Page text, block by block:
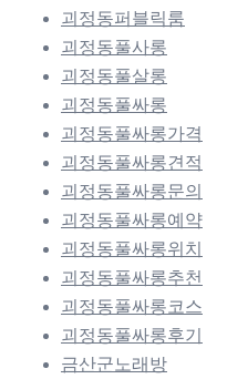
괴정동퍼블릭룸
괴정동풀사롱
괴정동풀살롱
괴정동풀싸롱
괴정동풀싸롱가격
괴정동풀싸롱견적
괴정동풀싸롱문의
괴정동풀싸롱예약
괴정동풀싸롱위치
괴정동풀싸롱추천
괴정동풀싸롱코스
괴정동풀싸롱후기
금산군노래방